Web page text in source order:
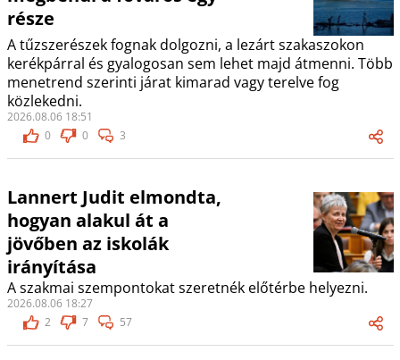
része
A tűzszerészek fognak dolgozni, a lezárt szakaszokon
kerékpárral és gyalogosan sem lehet majd átmenni. Több
menetrend szerinti járat kimarad vagy terelve fog
közlekedni.
2026.08.06 18:51
0
0 3
Lannert Judit elmondta,
hogyan alakul át a
jövőben az iskolák
irányítása
A szakmai szempontokat szeretnék előtérbe helyezni.
2026.08.06 18:27
2
7 57